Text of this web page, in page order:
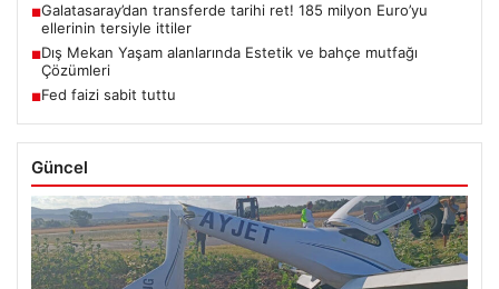
■Galatasaray’dan transferde tarihi ret! 185 milyon Euro’yu
ellerinin tersiyle ittiler
■Dış Mekan Yaşam alanlarında Estetik ve bahçe mutfağı
Çözümleri
■Fed faizi sabit tuttu
Güncel